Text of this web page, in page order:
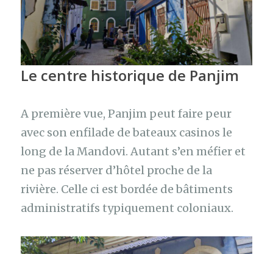
Le centre historique de Panjim
A première vue, Panjim peut faire peur
avec son enfilade de bateaux casinos le
long de la Mandovi. Autant s’en méfier et
ne pas réserver d’hôtel proche de la
rivière. Celle ci est bordée de bâtiments
administratifs typiquement coloniaux.